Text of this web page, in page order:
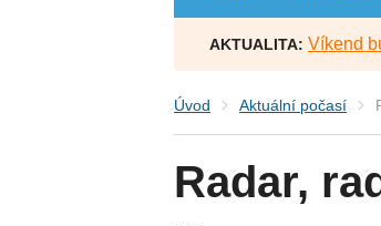
AKTUALITA: Víkend
Úvod Aktuální počasí
Radar,